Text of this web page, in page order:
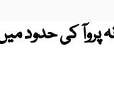
پروآ کی حدود